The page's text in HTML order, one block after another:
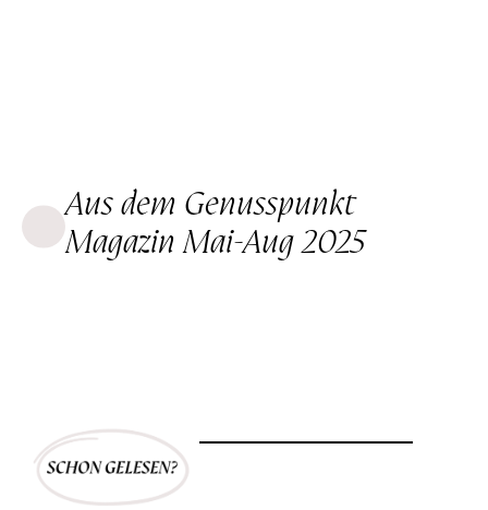
Aus dem Genusspunkt
Magazin Mai-Aug 2025